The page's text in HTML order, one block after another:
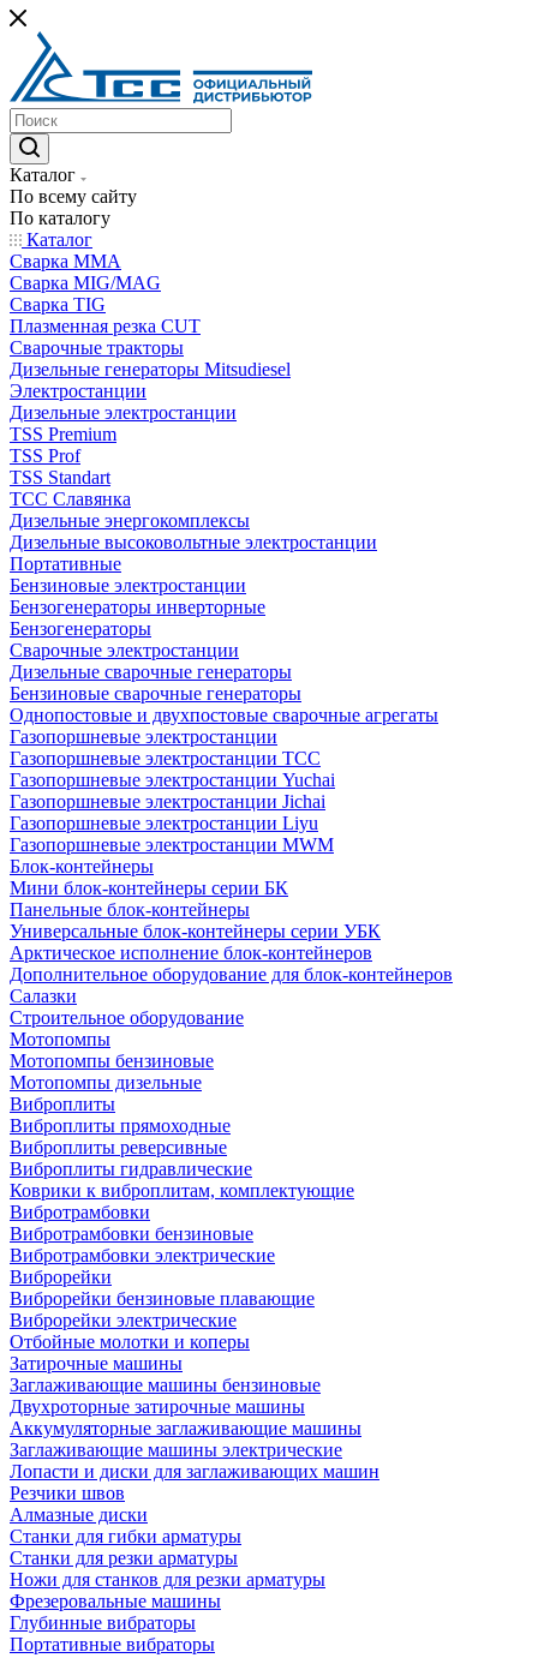
Каталог
По всему сайту
По каталогу
Каталог
Сварка MMA
Сварка MIG/MAG
Сварка TIG
Плазменная резка CUT
Сварочные тракторы
Дизельные генераторы Mitsudiesel
Электростанции
Дизельные электростанции
TSS Premium
TSS Prof
TSS Standart
ТСС Славянка
Дизельные энергокомплексы
Дизельные высоковольтные электростанции
Портативные
Бензиновые электростанции
Бензогенераторы инверторные
Бензогенераторы
Сварочные электростанции
Дизельные сварочные генераторы
Бензиновые сварочные генераторы
Однопостовые и двухпостовые сварочные агрегаты
Газопоршневые электростанции
Газопоршневые электростанции ТСС
Газопоршневые электростанции Yuchai
Газопоршневые электростанции Jichai
Газопоршневые электростанции Liyu
Газопоршневые электростанции MWM
Блок-контейнеры
Мини блок-контейнеры серии БК
Панельные блок-контейнеры
Универсальные блок-контейнеры серии УБК
Арктическое исполнение блок-контейнеров
Дополнительное оборудование для блок-контейнеров
Салазки
Строительное оборудование
Мотопомпы
Мотопомпы бензиновые
Мотопомпы дизельные
Виброплиты
Виброплиты прямоходные
Виброплиты реверсивные
Виброплиты гидравлические
Коврики к виброплитам, комплектующие
Вибротрамбовки
Вибротрамбовки бензиновые
Вибротрамбовки электрические
Виброрейки
Виброрейки бензиновые плавающие
Виброрейки электрические
Отбойные молотки и коперы
Затирочные машины
Заглаживающие машины бензиновые
Двухроторные затирочные машины
Аккумуляторные заглаживающие машины
Заглаживающие машины электрические
Лопасти и диски для заглаживающих машин
Резчики швов
Алмазные диски
Станки для гибки арматуры
Станки для резки арматуры
Ножи для станков для резки арматуры
Фрезеровальные машины
Глубинные вибраторы
Портативные вибраторы